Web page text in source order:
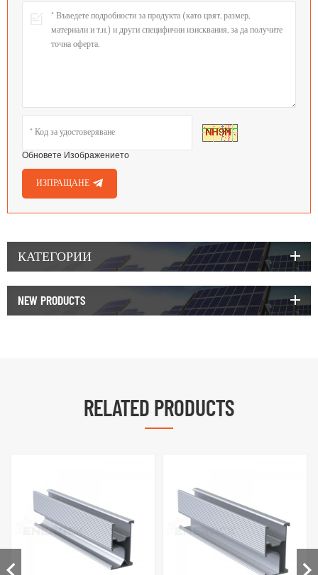
Обновете Изображението
ИЗПРАЩАНЕ
КАТЕГОРИИ
NEW PRODUCTS
RELATED PRODUCTS